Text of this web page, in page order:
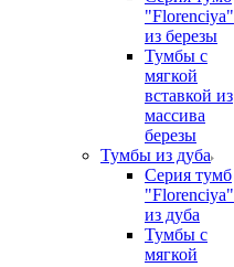
"Florenciya"
из березы
Тумбы с
мягкой
вставкой из
массива
березы
Тумбы из дуба
Серия тумб
"Florenciya"
из дуба
Тумбы с
мягкой